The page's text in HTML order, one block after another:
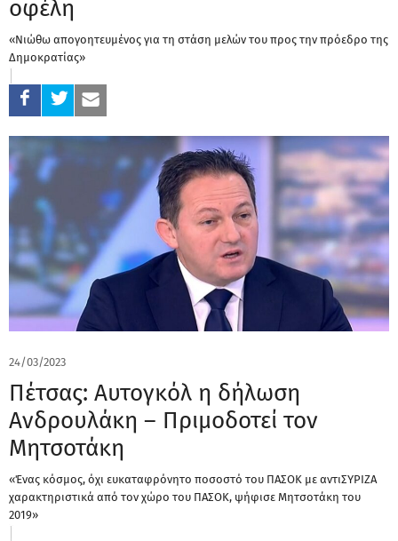
οφέλη
«Νιώθω απογοητευμένος για τη στάση μελών του προς την πρόεδρο της
Δημοκρατίας»
24/03/2023
Πέτσας: Αυτογκόλ η δήλωση
Ανδρουλάκη – Πριμοδοτεί τον
Μητσοτάκη
«Ένας κόσμος, όχι ευκαταφρόνητο ποσοστό του ΠΑΣΟΚ με αντιΣΥΡΙΖΑ
χαρακτηριστικά από τον χώρο του ΠΑΣΟΚ, ψήφισε Μητσοτάκη του
2019»